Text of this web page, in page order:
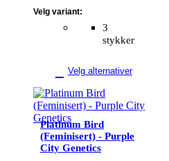
3
stykker
Velg variant:
Velg alternativer
velges
Platinum Bird
(Feminisert) - Purple
City Genetics
Dette
produktet
har
flere
varianter.
Alternativene